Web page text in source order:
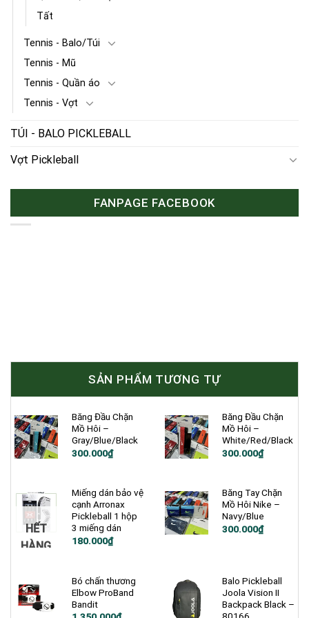
Tất
Tennis - Balo/Túi
Tennis - Mũ
Tennis - Quần áo
Tennis - Vợt
TÚI - BALO PICKLEBALL
Vợt Pickleball
FANPAGE FACEBOOK
SẢN PHẨM TƯƠNG TỰ
Băng Đầu Chặn
Mồ Hôi –
Gray/Blue/Black
300.000₫
Băng Đầu Chặn
Mồ Hôi –
White/Red/Black
300.000₫
HẾT
HÀNG
Miếng dán bảo vệ
cạnh Arronax
Pickleball 1 hộp
3 miếng dán
180.000₫
Băng Tay Chặn
Mồ Hôi Nike –
Navy/Blue
300.000₫
Bó chấn thương
Elbow ProBand
Bandit
Balo Pickleball
Joola Vision II
Backpack Black –
80166